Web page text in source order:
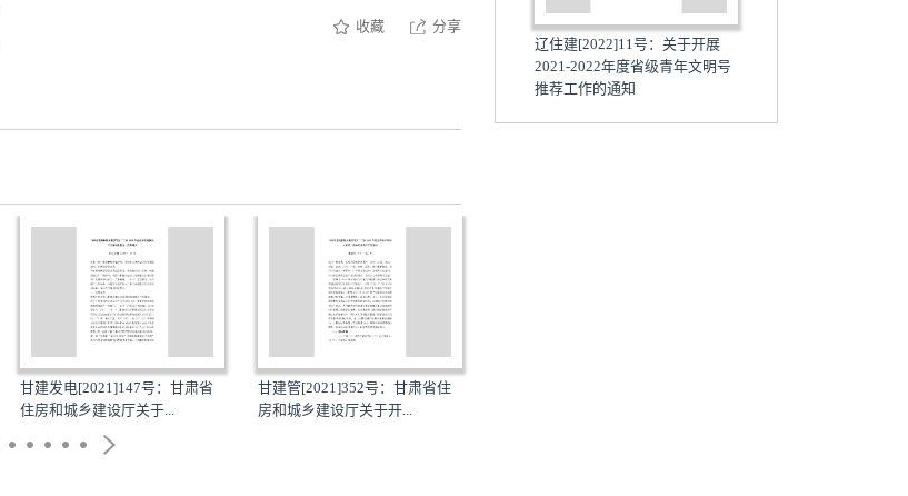
收藏 分享
甘建发电[2021]147号：甘肃省
住房和城乡建设厅关于...
甘建管[2021]352号：甘肃省住
房和城乡建设厅关于开...
辽住建[2022]11号：关于开展
2021-2022年度省级青年文明号
推荐工作的通知